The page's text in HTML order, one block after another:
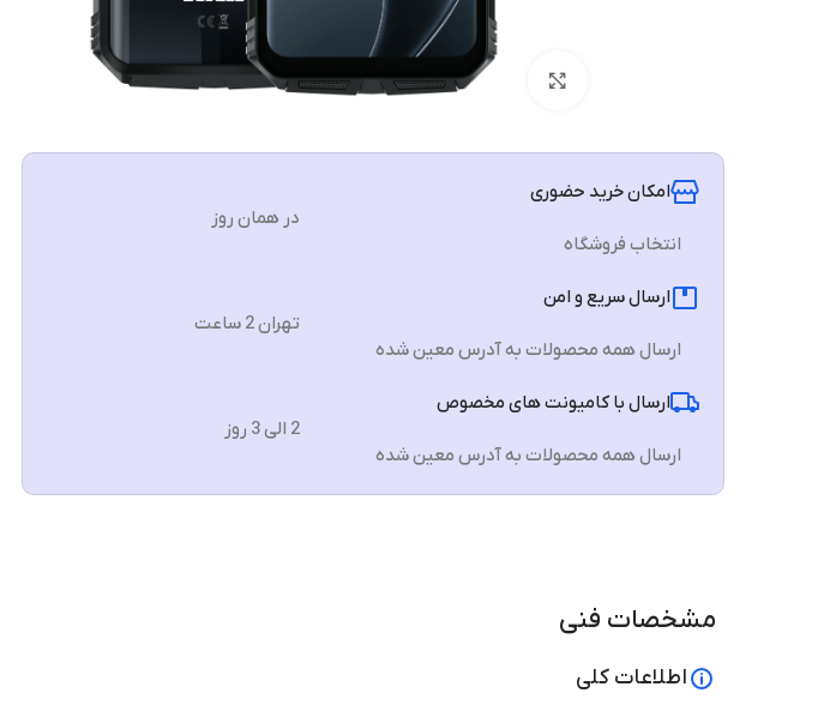
برای بزرگنمایی کلیک کنید
امکان خرید حضوری
انتخاب فروشگاه
در همان روز
ارسال سریع و امن
ارسال همه محصولات به آدرس معین شده
تهران 2 ساعت
ارسال با کامیونت های مخصوص
ارسال همه محصولات به آدرس معین شده
2 الی 3 روز
مشخصات فنی
اطلاعات کلی